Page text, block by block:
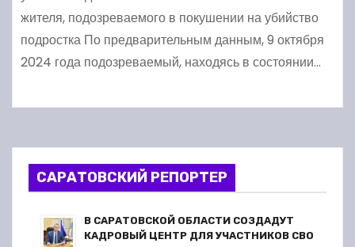
жителя, подозреваемого в покушении на убийство
подростка По предварительным данным, 9 октября
2024 года подозреваемый, находясь в состоянии…
САРАТОВСКИЙ РЕПОРТЕР
В САРАТОВСКОЙ ОБЛАСТИ СОЗДАДУТ
КАДРОВЫЙ ЦЕНТР ДЛЯ УЧАСТНИКОВ СВО